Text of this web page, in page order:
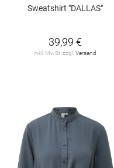
Sweatshirt "DALLAS"
39,99 €
inkl. MwSt. zzgl. Versand